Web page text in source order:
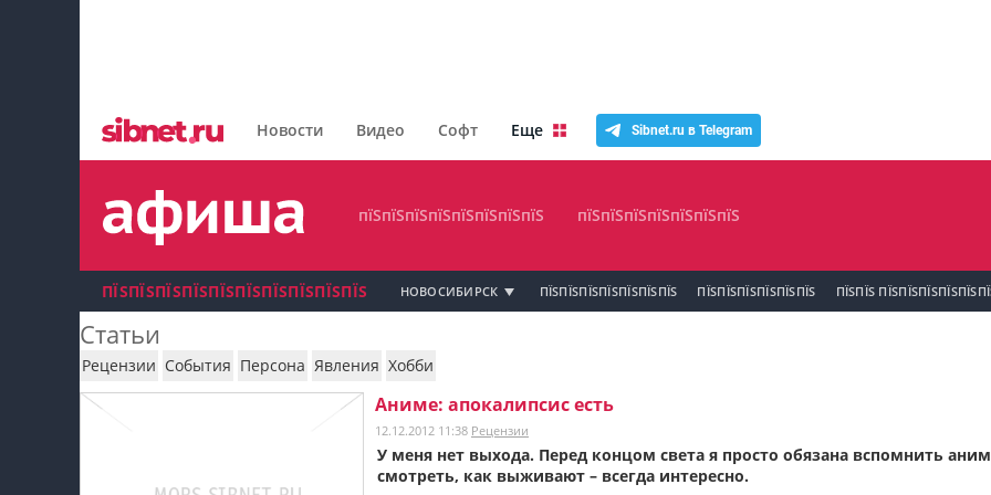
Новости Видео Софт Еще Sibnet.ru в Telegram
пїЅпїЅпїЅпїЅпїЅпїЅпїЅпїЅ
пїЅпїЅпїЅпїЅпїЅпїЅпїЅ
пїЅпїЅпїЅ пїЅпїЅпїЅпїЅпїЅпїЅпїЅ пїЅпїЅ
пїЅпїЅпїЅ пїЅпїЅпїЅпїЅпїЅпїЅпїЅ
пїЅпїЅпїЅпїЅпїЅпїЅпїЅпїЅ пїЅпїЅпїЅпїЅпїЅпїЅпїЅ
ПЇЅПЇЅПЇЅПЇЅПЇЅПЇЅПЇЅПЇЅПЇЅПЇЅ НОВОСИБИРСК ПЇЅПЇЅПЇЅПЇЅПЇЅПЇЅПЇЅ ПЇЅПЇЅПЇЅПЇЅПЇЅПЇЅ ПЇЅПЇЅ
Статьи
Рецензии События Персона Явления Хобби
Аниме: апокалипсис есть
12.12.2012 11:38 Рецензии
У меня нет выхода. Перед концом света я просто обязана вспомнить
смотреть, как выживают – всегда интересно.